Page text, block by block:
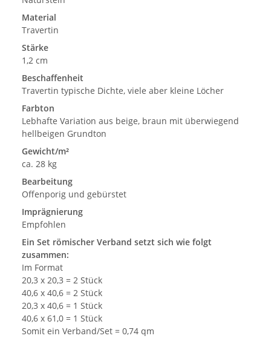
Material
Travertin
Stärke
1,2 cm
Beschaffenheit
Travertin typische Dichte, viele aber kleine Löcher
Farbton
Lebhafte Variation aus beige, braun mit überwiegend
hellbeigen Grundton
Gewicht/m²
ca. 28 kg
Bearbeitung
Offenporig und gebürstet
Imprägnierung
Empfohlen
Ein Set römischer Verband setzt sich wie folgt
zusammen:
Im Format
20,3 x 20,3 = 2 Stück
40,6 x 40,6 = 2 Stück
20,3 x 40,6 = 1 Stück
40,6 x 61,0 = 1 Stück
Somit ein Verband/Set = 0,74 qm